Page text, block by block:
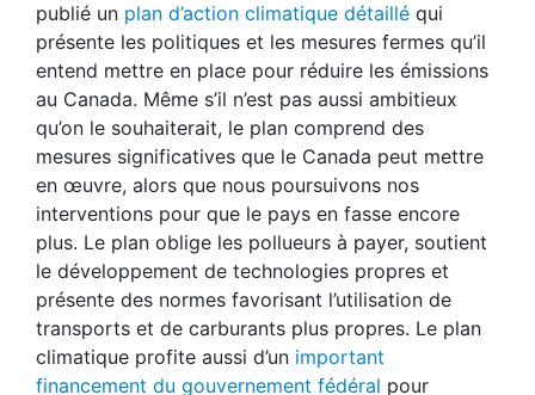
publié un plan d’action climatique détaillé qui
présente les politiques et les mesures fermes qu’il
entend mettre en place pour réduire les émissions
au Canada. Même s’il n’est pas aussi ambitieux
qu’on le souhaiterait, le plan comprend des
mesures significatives que le Canada peut mettre
en œuvre, alors que nous poursuivons nos
interventions pour que le pays en fasse encore
plus. Le plan oblige les pollueurs à payer, soutient
le développement de technologies propres et
présente des normes favorisant l’utilisation de
transports et de carburants plus propres. Le plan
climatique profite aussi d’un important
financement du gouvernement fédéral pour